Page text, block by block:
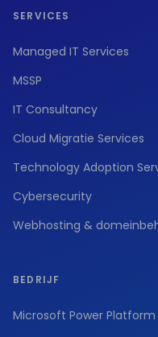
SERVICES
Managed IT Services
MSSP
IT Consultancy
Cloud Migratie Services
Technology Adoption
Cybersecurity
Webhosting &
BEDRIJF
Microsoft Power Platform